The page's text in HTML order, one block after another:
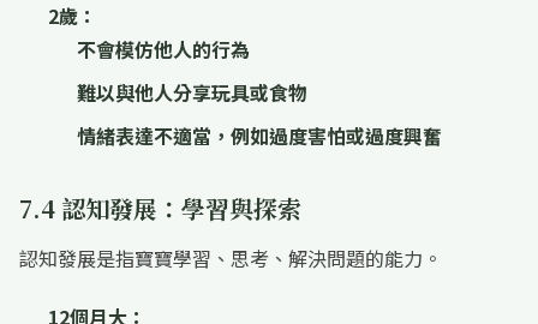
2歲：
不會模仿他人的行為
難以與他人分享玩具或食物
情緒表達不適當，例如過度害怕或過度興奮
7.4 認知發展：學習與探索
認知發展是指寶寶學習、思考、解決問題的能力。
12個月大：